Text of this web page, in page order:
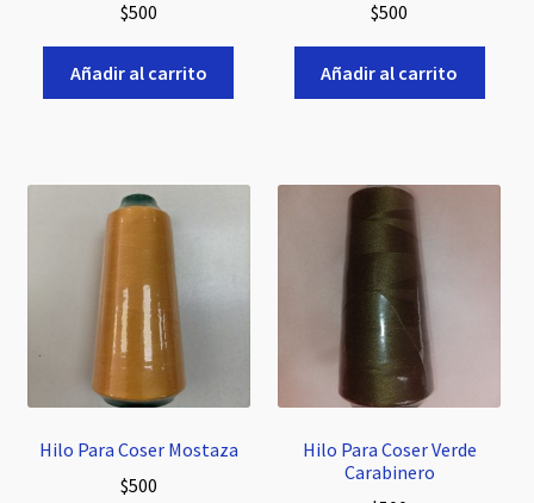
$500
Añadir al carrito
$500
Añadir al carrito
Hilo Para Coser Mostaza
$500
Hilo Para Coser Verde
Carabinero